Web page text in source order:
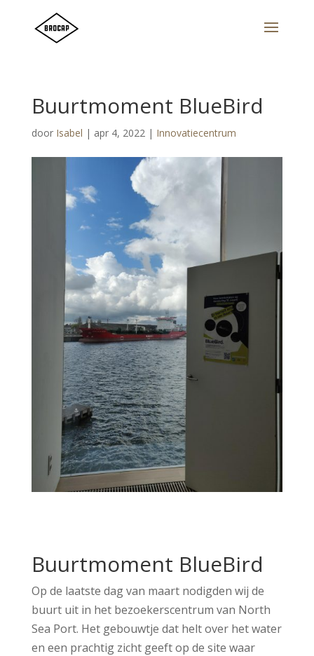
Buurtmoment BlueBird
door Isabel | apr 4, 2022| Innovatiecentrum
Buurtmoment BlueBird
Op de laatste dag van maart nodigden wij de
buurt uit in het bezoekerscentrum van North
Sea Port. Het gebouwtje dat helt over het water
en een prachtig zicht geeft op de site waar